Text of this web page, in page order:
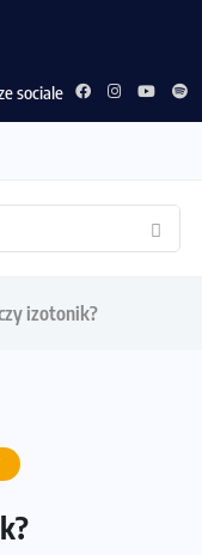
sociale
izotonik?